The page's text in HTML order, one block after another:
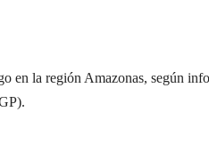
en la región Amazonas, según